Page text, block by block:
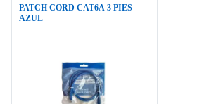
PATCH CORD CAT6A 3 PIES
AZUL